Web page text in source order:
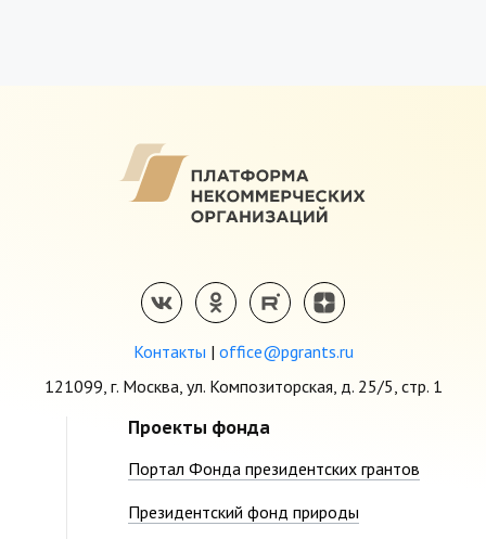
Контакты | office@pgrants.ru
121099, г. Москва, ул. Композиторская, д. 25/5, стр. 1
Проекты фонда
Портал Фонда президентских грантов
Президентский фонд природы